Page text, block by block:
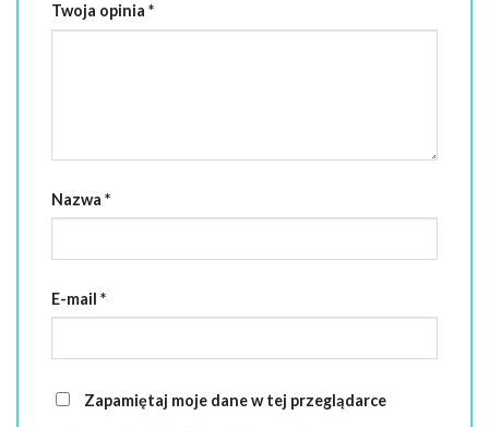
Twoja opinia *
Nazwa *
E-mail *
Zapamiętaj moje dane w tej przeglądarce